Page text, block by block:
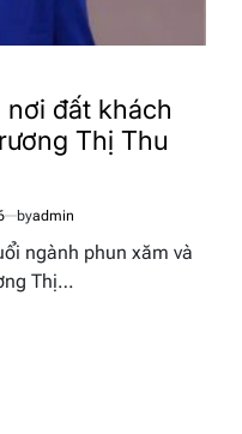
đất khách
Thị Thu
byadmin
ngành phun xăm và
Thị…